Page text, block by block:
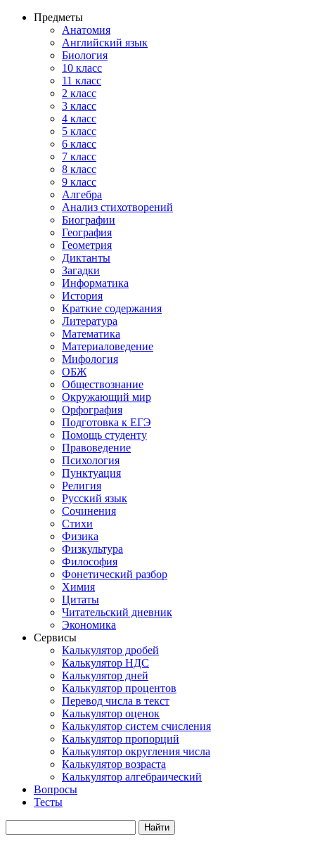
Предметы
Анатомия
Английский язык
Биология
10 класс
11 класс
2 класс
3 класс
4 класс
5 класс
6 класс
7 класс
8 класс
9 класс
Алгебра
Анализ стихотворений
Биографии
География
Геометрия
Диктанты
Загадки
Информатика
История
Краткие содержания
Литература
Математика
Материаловедение
Мифология
ОБЖ
Обществознание
Окружающий мир
Орфография
Подготовка к ЕГЭ
Помощь студенту
Правоведение
Психология
Пунктуация
Религия
Русский язык
Сочинения
Стихи
Физика
Физкультура
Философия
Фонетический разбор
Химия
Цитаты
Читательский дневник
Экономика
Сервисы
Калькулятор дробей
Калькулятор НДС
Калькулятор дней
Калькулятор процентов
Перевод числа в текст
Калькулятор оценок
Калькулятор систем счисления
Калькулятор пропорций
Калькулятор округления числа
Калькулятор возраста
Калькулятор алгебраический
Вопросы
Тесты
Найти